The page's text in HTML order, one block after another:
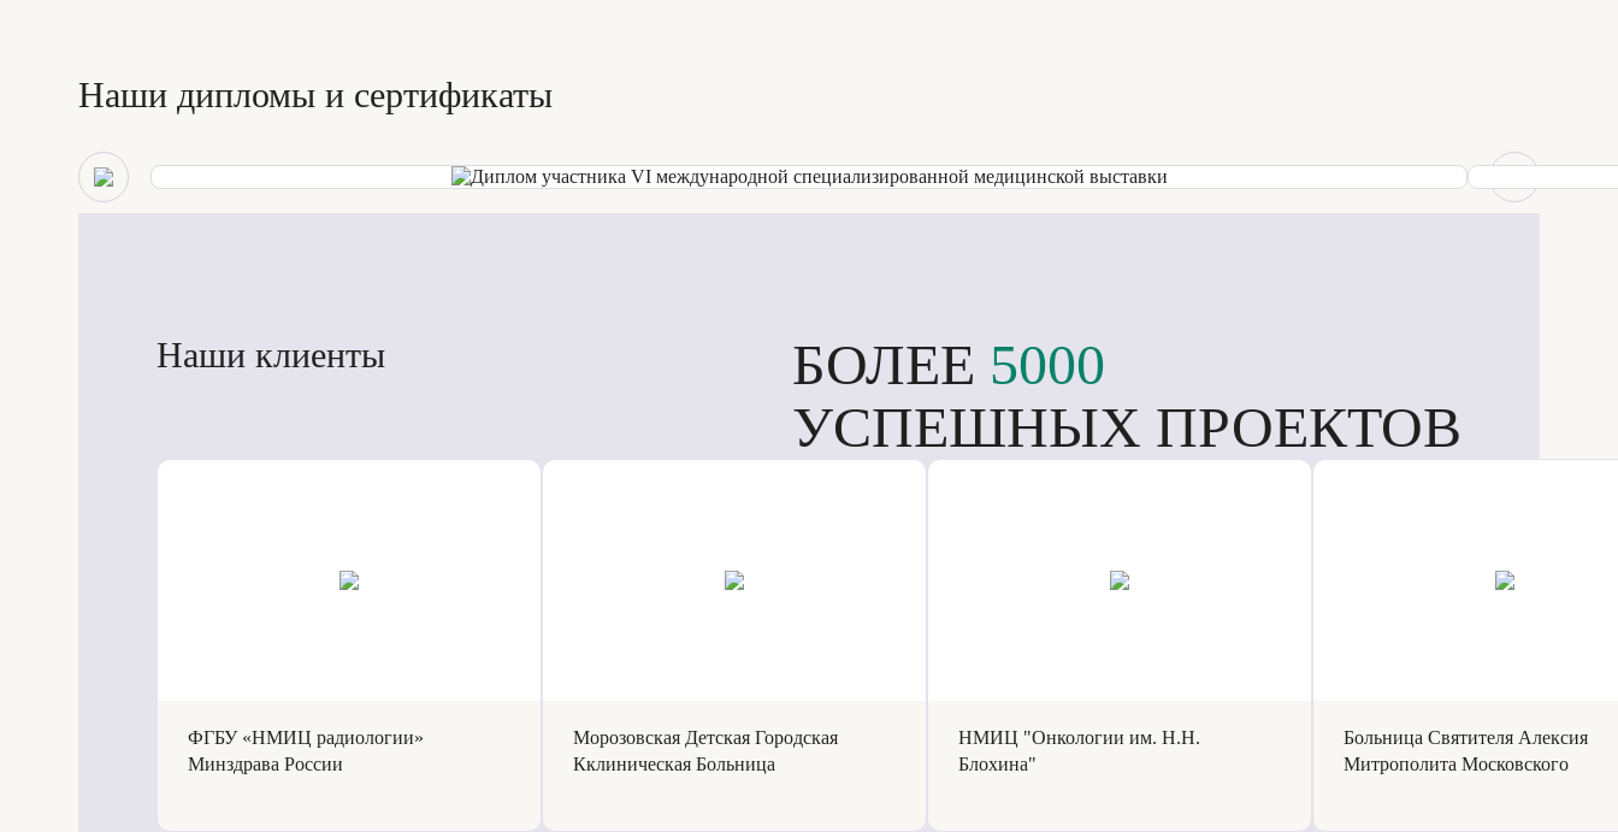
Наши дипломы и сертификаты
Наши клиенты БОЛЕЕ 5000
УСПЕШНЫХ ПРОЕКТОВ
ФГБУ «НМИЦ радиологии»
Минздрава России
Морозовская Детская Городская
Кклиническая Больница
НМИЦ "Онкологии им. Н.Н.
Блохина"
Больница Святителя Алексия
Митрополита Московского